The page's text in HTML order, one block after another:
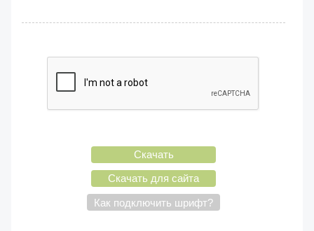
Скачать
Скачать для сайта
Как подключить шрифт?